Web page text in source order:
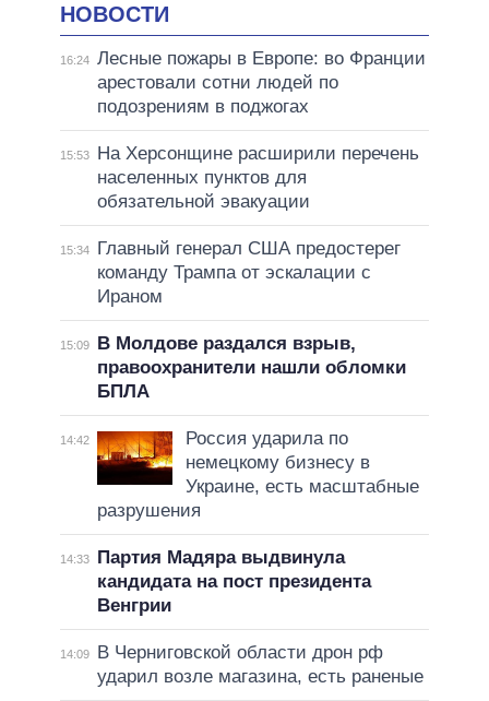
НОВОСТИ
16:24 Лесные пожары в Европе: во Франции
арестовали сотни людей по
подозрениям в поджогах
15:53
На Херсонщине расширили перечень
населенных пунктов для
обязательной эвакуации
15:34
Главный генерал США предостерег
команду Трампа от эскалации с
Ираном
15:09
В Молдове раздался взрыв,
правоохранители нашли обломки
БПЛА
14:42
Россия ударила по
немецкому бизнесу в
Украине, есть масштабные
разрушения
14:33
Партия Мадяра выдвинула
кандидата на пост президента
Венгрии
14:09
В Черниговской области дрон рф
ударил возле магазина, есть раненые